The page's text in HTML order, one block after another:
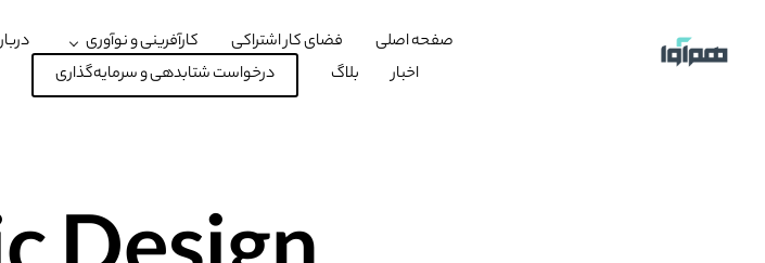
صفحه اصلی فضای کار اشتراکی کارآفرینی و نوآوری
اخبار
بلاگ درخواست شتابدهی و سرمایه‌گذاری